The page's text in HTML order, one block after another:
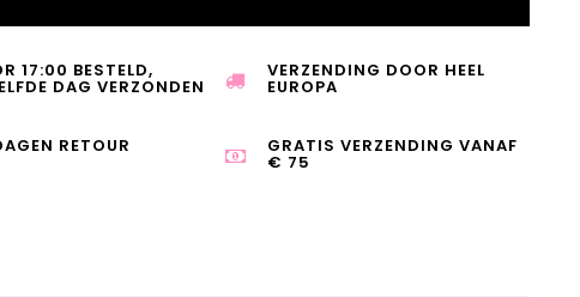
17:00 BESTELD,
DAG VERZONDEN
VERZENDING DOOR HEEL
EUROPA
RETOUR GRATIS VERZENDING VANAF
€ 75